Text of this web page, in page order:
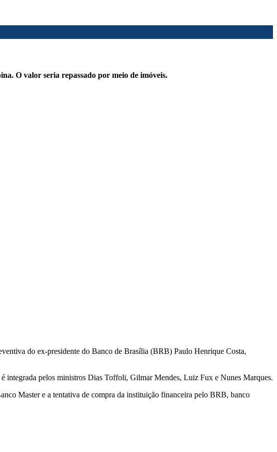
O valor seria repassado por meio de imóveis.
do ex-presidente do Banco de Brasília (BRB) Paulo Henrique Costa,
integrada pelos ministros Dias Toffoli, Gilmar Mendes, Luiz Fux e Nunes Marques.
Master e a tentativa de compra da instituição financeira pelo BRB, banco